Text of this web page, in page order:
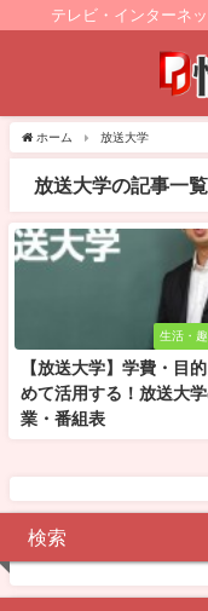
テレビ・インターネ
ホーム 放送大学
放送大学の記事一覧
生活・
【放送大学】学費・目
めて活用する！放送大
業・番組表
検索